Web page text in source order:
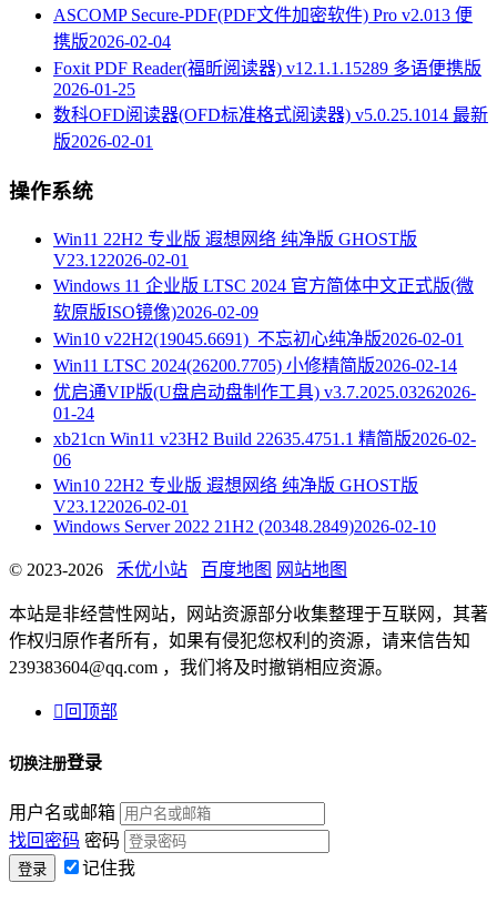
ASCOMP Secure-PDF(PDF文件加密软件) Pro v2.013 便
携版2026-02-04
Foxit PDF Reader(福昕阅读器) v12.1.1.15289 多语便携版
2026-01-25
数科OFD阅读器(OFD标准格式阅读器) v5.0.25.1014 最新
版2026-02-01
操作系统
Win11 22H2 专业版 遐想网络 纯净版 GHOST版
V23.122026-02-01
Windows 11 企业版 LTSC 2024 官方简体中文正式版(微
软原版ISO镜像)2026-02-09
Win10 v22H2(19045.6691)_不忘初心纯净版2026-02-01
Win11 LTSC 2024(26200.7705) 小修精简版2026-02-14
优启通VIP版(U盘启动盘制作工具) v3.7.2025.03262026-
01-24
xb21cn Win11 v23H2 Build 22635.4751.1 精简版2026-02-
06
Win10 22H2 专业版 遐想网络 纯净版 GHOST版
V23.122026-02-01
Windows Server 2022 21H2 (20348.2849)2026-02-10
© 2023-2026 禾优小站 百度地图 网站地图
本站是非经营性网站，网站资源部分收集整理于互联网，其著
作权归原作者所有，如果有侵犯您权利的资源，请来信告知
239383604@qq.com ，我们将及时撤销相应资源。
 回顶部
切换注册登录
用户名或邮箱
找回密码 密码
记住我